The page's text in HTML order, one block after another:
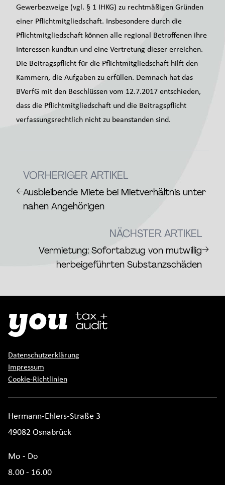
Gewerbezweige (vgl. § 1 IHKG) zu rechtmäßigen Gründen
einer Pflichtmitgliedschaft. Insbesondere durch die
Pflichtmitgliedschaft können alle regional Betroffenen ihre
Interessen kundtun und eine Vertretung dieser erreichen.
Die Beitragspflicht für die Pflichtmitgliedschaft hilft den
Kammern, die Aufgaben zu erfüllen. Demnach hat das
BVerfG mit den Beschlüssen vom 12.7.2017 entschieden,
dass die Pflichtmitgliedschaft und die Beitragspflicht
verfassungsrechtlich nicht zu beanstanden sind.
←
VORHERIGER ARTIKEL
Ausbleibende Miete bei Mietverhältnis unter
nahen Angehörigen
NÄCHSTER ARTIKEL
Vermietung: Sofortabzug von mutwillig
herbeigeführten Substanzschäden
→
Datenschutzerklärung
Impressum
Cookie-Richtlinien
Hermann-Ehlers-Straße 3
49082 Osnabrück
Mo - Do
8.00 - 16.00